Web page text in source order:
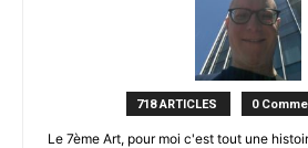
718 ARTICLES 0
Le 7ème Art, pour moi c'est tout une